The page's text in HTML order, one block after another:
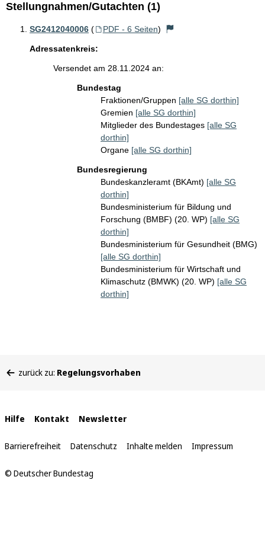
Stellungnahmen/Gutachten (1)
SG2412040006 ( PDF - 6 Seiten)
Adressatenkreis:
Versendet am 28.11.2024 an:
Bundestag
Fraktionen/Gruppen [alle SG dorthin]
Gremien [alle SG dorthin]
Mitglieder des Bundestages [alle SG
dorthin]
Organe [alle SG dorthin]
Bundesregierung
Bundeskanzleramt (BKAmt) [alle SG
dorthin]
Bundesministerium für Bildung und
Forschung (BMBF) (20. WP) [alle SG
dorthin]
Bundesministerium für Gesundheit (BMG)
[alle SG dorthin]
Bundesministerium für Wirtschaft und
Klimaschutz (BMWK) (20. WP) [alle SG
dorthin]
befinden
zurück zu: Regelungsvorhaben
Interne
Links
Hilfe Kontakt Newsletter
Barrierefreiheit Datenschutz Inhalte melden Impressum
© Deutscher Bundestag